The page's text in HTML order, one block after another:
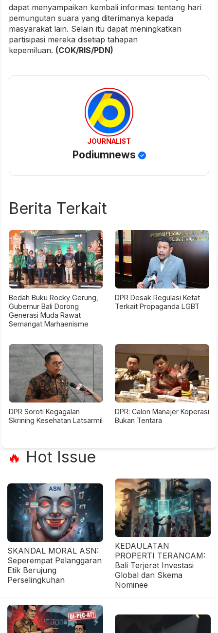
dapat menyampaikan kembali informasi tentang hari
pemungutan suara yang diterimanya kepada
masyarakat lain. Selain itu dapat meningkatkan
partisipasi mereka disetiap tahapan
kepemiluan. (COK/RIS/PDN)
JOURNALIST
Podiumnews
Berita Terkait
Bedah Buku Rocky Gerung,
Gubernur Bali Dorong
Generasi Muda Rawat
Semangat Marhaenisme
DPR Desak Regulasi Ketat
Terkait Propaganda LGBT
DPR Soroti Kegagalan
Skrining Kesehatan Latsarmil
DPR: Calon Manajer Koperasi
Bukan Tentara
🔥 Hot Issue
SKANDAL MORAL ASN:
Seperempat Pelanggaran
Etik Berujung
Perselingkuhan
KEDAULATAN
PROPERTI TERANCAM:
Bali Terjerat Investasi
Global dan Skema
Nominee